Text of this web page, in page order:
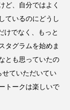
ど、自分ではよく
ているのにどうし
けでなく、もっと
タグラムを始めま
とも思っていたの
せていただいてい
トークは楽しいで